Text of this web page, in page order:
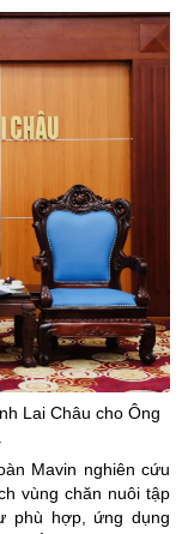
Lai Châu cho Ông
Mavin nghiên cứu
vùng chăn nuôi tập
phù hợp, ứng dụng